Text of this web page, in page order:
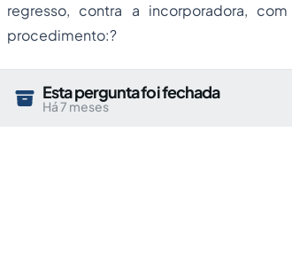
regresso, contra a incorporadora,
procedimento:?
Esta pergunta foi fechada
Há 7 meses